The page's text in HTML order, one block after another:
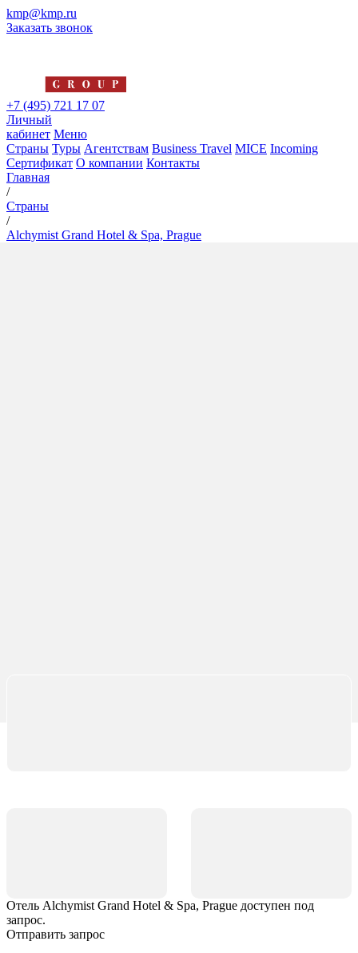
kmp@kmp.ru
Заказать звонок
+7 (495) 721 17 07
Личный
кабинет Меню
Страны Туры Агентствам Business Travel MICE Incoming
Сертификат О компании Контакты
Главная
/
Страны
/
Alchymist Grand Hotel & Spa, Prague
Отель Alchymist Grand Hotel & Spa, Prague доступен под
запрос.
Отправить запрос